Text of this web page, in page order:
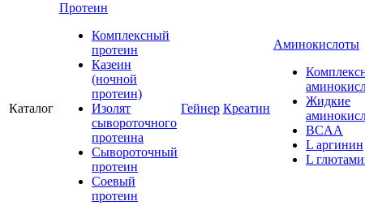
Каталог
Протеин
Комплексный
протеин
Казеин
(ночной
протеин)
Изолят
сывороточного
протеина
Сывороточный
протеин
Соевый
протеин
Гейнер Креатин
Аминокислоты
Жидкие
BCAA
L аргинин
L